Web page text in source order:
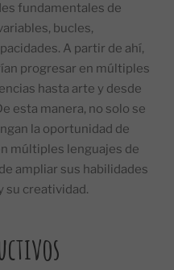
fundamentales de
bucles,
A partir de ahí,
progresar en múltiples
hasta arte y desde
esta manera, no solo se
la oportunidad de
múltiples lenguajes de
ampliar sus habilidades
su creatividad.